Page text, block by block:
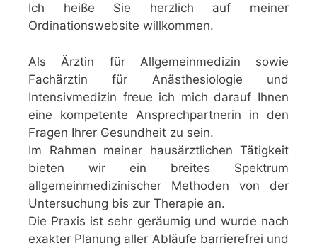
Ich heiße Sie herzlich auf meiner
Ordinationswebsite willkommen.
Als Ärztin für Allgemeinmedizin
sowie
Fachärztin für Anästhesiologie und
Intensivmedizin freue ich mich darauf Ihnen
eine kompetente Ansprechpartnerin in den
Fragen Ihrer Gesundheit zu sein.
Im Rahmen meiner hausärztlichen Tätigkeit
bieten wir ein breites Spektrum
allgemeinmedizinischer Methoden von der
Untersuchung bis zur Therapie an.
Die Praxis ist sehr geräumig und wurde nach
exakter Planung aller Abläufe barrierefrei und